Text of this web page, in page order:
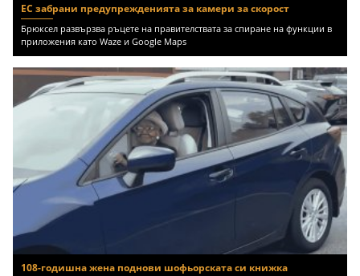
ЕС забрани предупрежденията за камери за скорост
Брюксел развързва ръцете на правителствата за спиране на функции в
приложения като Waze и Google Maps
108-годишна жена поднови шофьорската си книжка